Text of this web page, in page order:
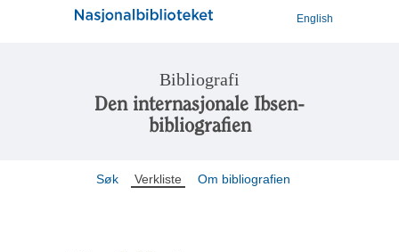
English
Bibliografi
Den internasjonale Ibsen-
bibliografien
Søk Verkliste Om bibliografien